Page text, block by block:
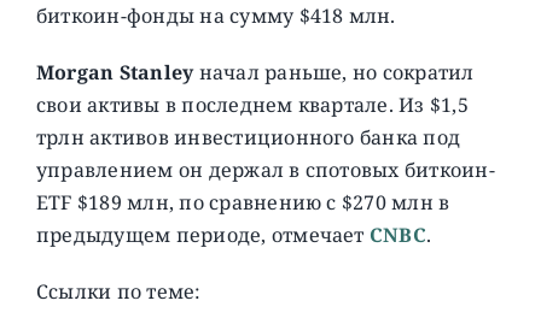
биткоин-фонды на сумму $418 млн.
Morgan Stanleyначал раньше, но сократил
свои активы в последнем квартале. Из $1,5
трлн активов инвестиционного банка под
управлением он держал в спотовых биткоин-
ETF $189 млн, по сравнению с $270 млн в
предыдущем периоде, отмечает CNBC.
Ссылки по теме: